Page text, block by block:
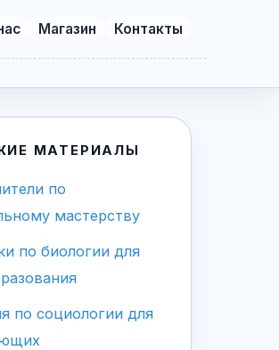
Магазин Контакты
МАТЕРИАЛЫ
по
мастерству
по биологии для
по социологии для